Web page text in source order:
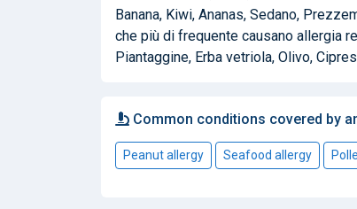
Banana, Kiwi, Ananas, Sedano,
che più di frequente causano allergia
Piantaggine, Erba vetriola, Olivo,
Common conditions covered by
Peanut allergy Seafood allergy